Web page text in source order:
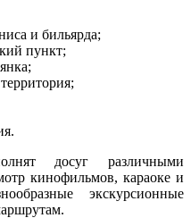
и бильярда;
пункт;
досуг различными
кинофильмов, караоке и
экскурсионные